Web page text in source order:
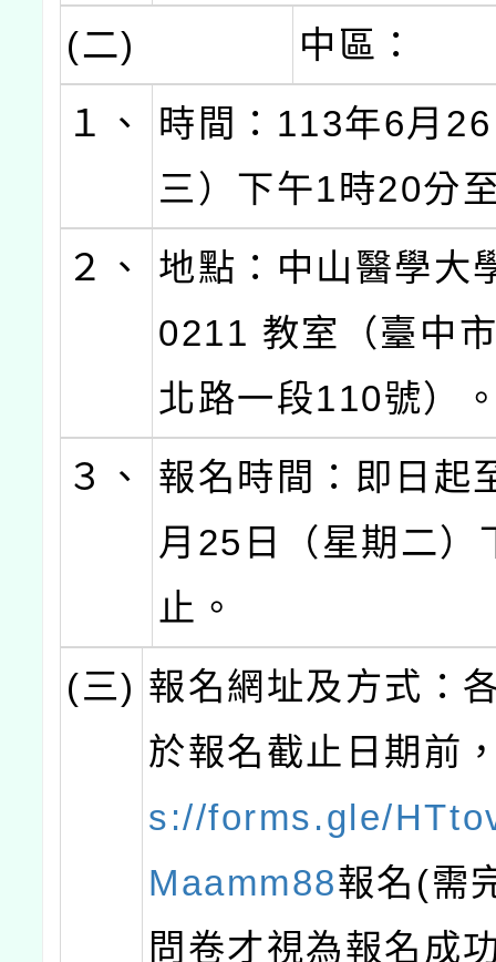
(二)
中區：
１、
時間：113年6月
三）下午1時20分
２、
地點：中山醫學大
0211 教室（臺中
北路一段110號）
３、
報名時間：即日起
月25日（星期二）
止。
(三) 報名網址及方式：
於報名截止日期前
s://forms.gle/
Maamm88報名(需
問卷才視為報名成